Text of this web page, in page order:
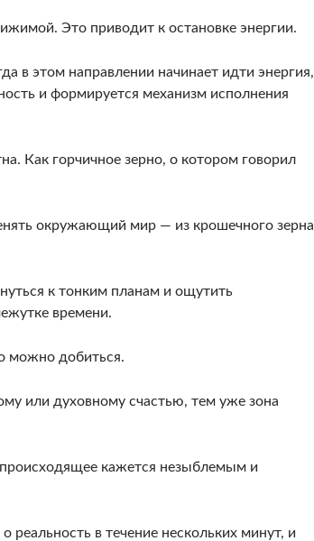
Это приводит к остановке энергии.
в этом направ­лении начинает идти энергия,
и формируется меха­низм исполнения
Как горчичное зерно, о котором говорил
окружающий мир — из крошечного зерна
к тонким планам и ощутить
времени.
можно добиться.
или духовному счастью, тем уже зона
про­исходящее кажется незыблемым и
реаль­ность в течение нескольких минут, и